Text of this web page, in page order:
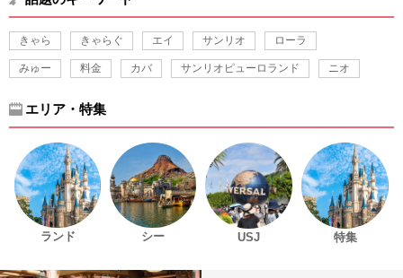
きゃら きゃらぐ エイ サンリオ ローラ
みゅー 料金 カバ サンリオピューロランド ニオ
エリア・特集
ランド シー USJ 特集